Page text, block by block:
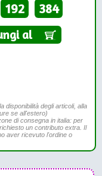
192 384
al
disponibilità degli articoli, alla
se all'estero)
di consegna in italia: per
un contributo extra. Il
aver ricevuto l'ordine o